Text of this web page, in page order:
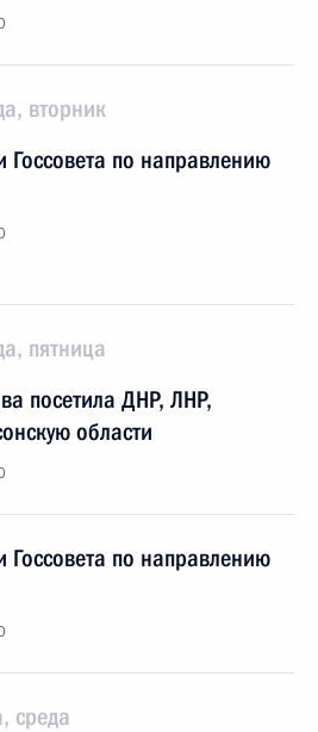
вторник
Госcовета по направлению
пятница
посетила ДНР, ЛНР,
области
Госсовета по направлению
среда